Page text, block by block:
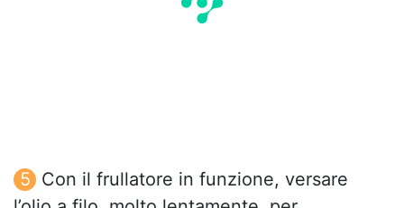
Con il frullatore in funzione, versare